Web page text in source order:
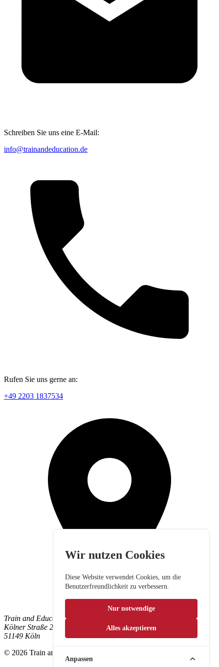
Schreiben Sie uns eine E-Mail:
info@trainandeducation.de
Rufen Sie uns gerne an:
+49 2203 1837534
Train and Education GmbH
Kölner Straße 265
51149 Köln
© 2026 Train and Education GmbH. Alle Rechte vorbehalten.
Wir nutzen Cookies
Diese Website verwendet Cookies, um die
Benutzerfreundlichkeit zu verbessern.
Nur notwendige
Alles akzeptieren
Anpassen